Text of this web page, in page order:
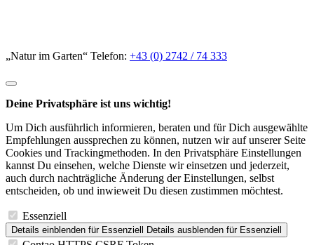
„Natur im Garten“ Telefon: +43 (0) 2742 / 74 333
Deine Privatsphäre ist uns wichtig!
Um Dich ausführlich informieren, beraten und für Dich ausgewählte
Empfehlungen aussprechen zu können, nutzen wir auf unserer Seite
Cookies und Trackingmethoden. In den Privatsphäre Einstellungen
kannst Du einsehen, welche Dienste wir einsetzen und jederzeit,
auch durch nachträgliche Änderung der Einstellungen, selbst
entscheiden, ob und inwieweit Du diesen zustimmen möchtest.
Essenziell
Details einblenden für Essenziell Details ausblenden für Essenziell